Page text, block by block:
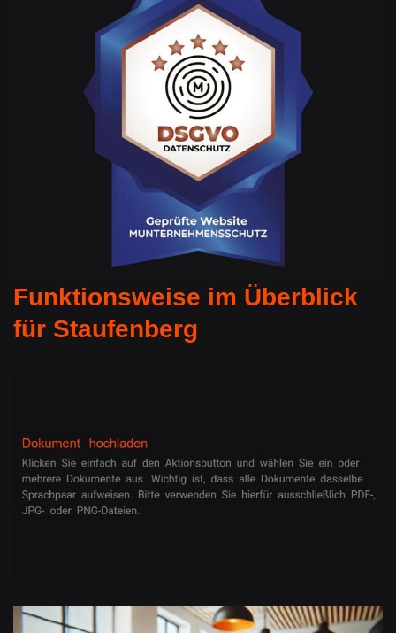
Funktionsweise im Überblick
für Staufenberg